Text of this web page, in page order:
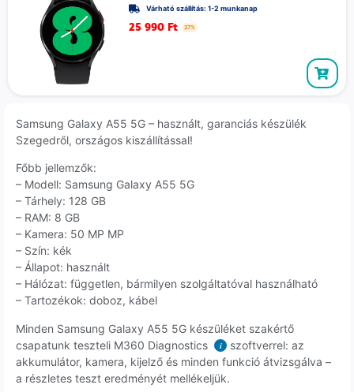
Várható szállítás: 1-2 munkanap
25 990 Ft 27%
Samsung Galaxy A55 5G – használt, garanciás készülék
Szegedről, országos kiszállítással!
Főbb jellemzők:
– Modell: Samsung Galaxy A55 5G
– Tárhely: 128 GB
– RAM: 8 GB
– Kamera: 50 MP MP
– Szín: kék
– Állapot: használt
– Hálózat: független, bármilyen szolgáltatóval használható
– Tartozékok: doboz, kábel
Minden Samsung Galaxy A55 5G készüléket szakértő
csapatunk teszteli M360 Diagnostics
i
szoftverrel: az
akkumulátor, kamera, kijelző és minden funkció átvizsgálva –
a részletes teszt eredményét mellékeljük.